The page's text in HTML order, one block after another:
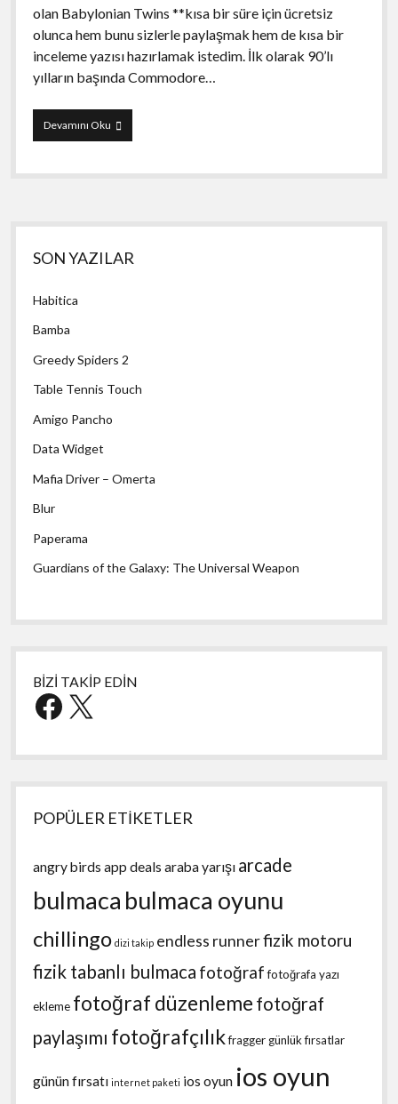
olan Babylonian Twins **kısa bir süre için ücretsiz
olunca hem bunu sizlerle paylaşmak hem de kısa bir
inceleme yazısı hazırlamak istedim. İlk olarak 90’lı
yılların başında Commodore…
Devamını OkuBabylonian
Twins
Yan
Menü
SON YAZILAR
Habitica
Bamba
Greedy Spiders 2
Table Tennis Touch
Amigo Pancho
Data Widget
Mafia Driver – Omerta
Blur
Paperama
Guardians of the Galaxy: The Universal Weapon
BİZİ TAKİP EDİN
Facebook
X
POPÜLER ETİKETLER
angry birds app deals araba yarışı arcade
bulmaca bulmaca oyunu
chillingo dizi takip endless runnerfizik motoru
fizik tabanlı bulmaca fotoğraf fotoğrafa yazı
ekleme fotoğraf düzenleme fotoğraf
paylaşımı fotoğrafçılıkfraggergünlük fırsatlar
günün fırsatı internet paketi ios oyun ios oyun